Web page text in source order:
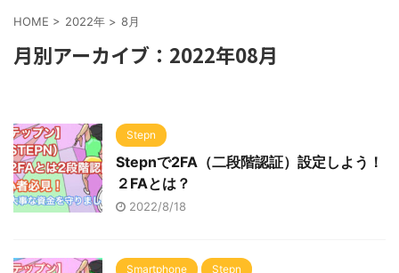
HOME > 2022年 > 8月
月別アーカイブ：2022年08月
Stepn
Stepnで2FA（二段階認証）設定しよう！
２FAとは？
2022/8/18
Smartphone Stepn